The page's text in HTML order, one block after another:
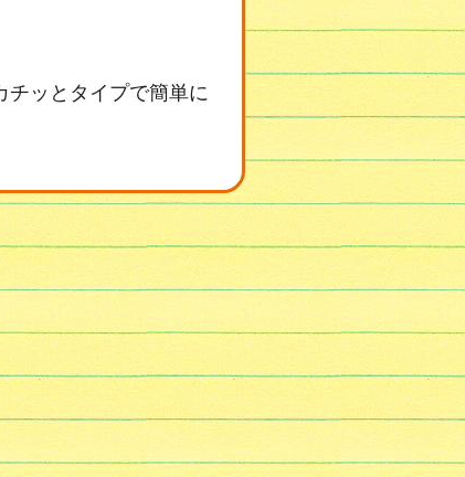
チッとタイプで簡単に